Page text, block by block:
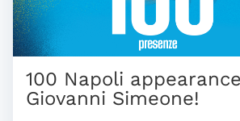
100 Napoli
Giovanni Simeone!